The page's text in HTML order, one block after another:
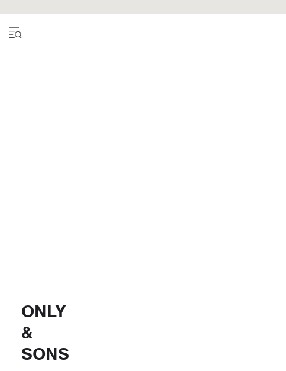
ONLY
&
SONS